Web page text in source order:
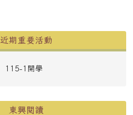
近期重要活動
115-1開學
東興閱讀